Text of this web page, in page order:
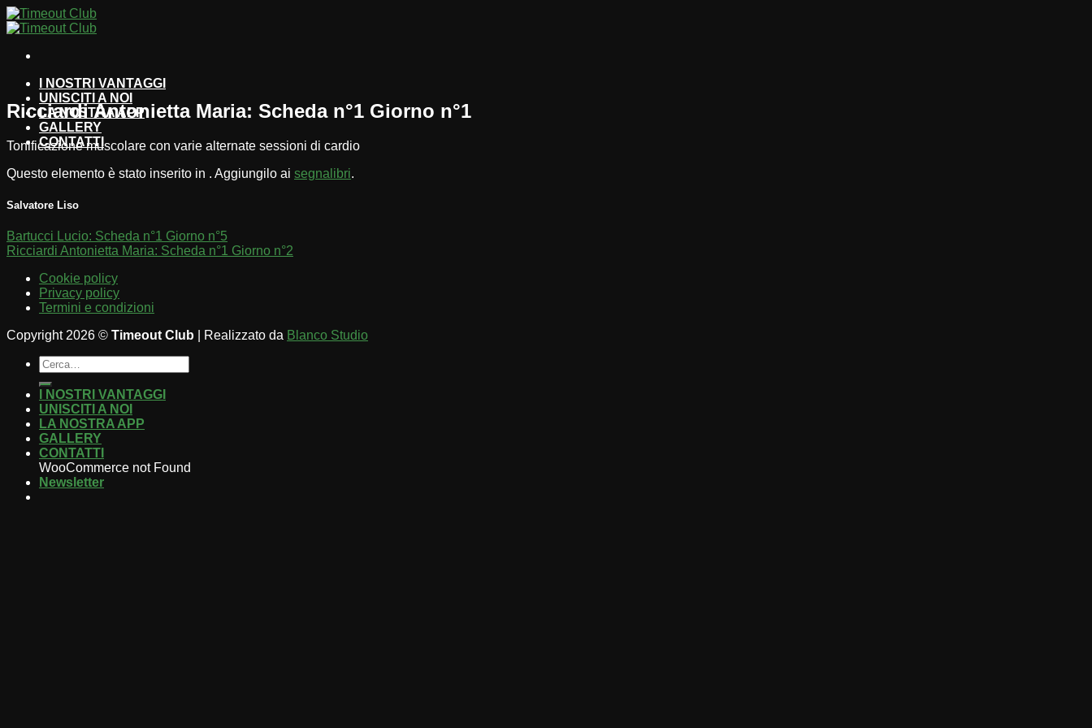
Salta
ai
I NOSTRI VANTAGGI
UNISCITI A NOI
LA NOSTRA APP
GALLERY
CONTATTI
Ricciardi Antonietta Maria: Scheda n°1 Giorno n°1
Tonificazione muscolare con varie alternate sessioni di cardio
Questo elemento è stato inserito in . Aggiungilo ai segnalibri.
Salvatore Liso
Bartucci Lucio: Scheda n°1 Giorno n°5
Ricciardi Antonietta Maria: Scheda n°1 Giorno n°2
Cookie policy
Privacy policy
Termini e condizioni
Copyright 2026 © Timeout Club | Realizzato da Blanco Studio
I NOSTRI VANTAGGI
UNISCITI A NOI
LA NOSTRA APP
GALLERY
CONTATTI
WooCommerce not Found
Newsletter